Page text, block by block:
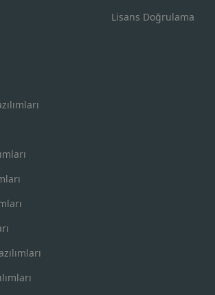
Lisans Doğrulama